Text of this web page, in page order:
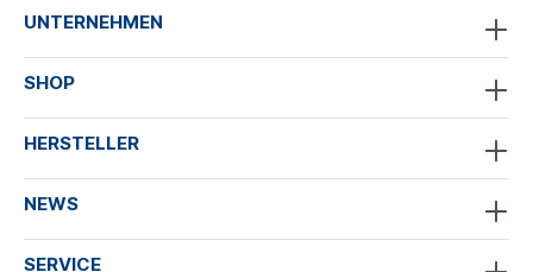
UNTERNEHMEN
SHOP
HERSTELLER
NEWS
SERVICE